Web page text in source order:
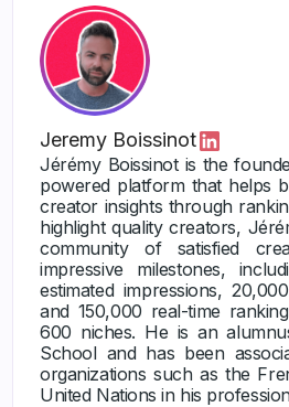
Jeremy Boissinot
Jérémy Boissinot is the
powered platform that helps
creator insights through
highlight quality creators,
community of satisfied
impressive milestones,
estimated impressions,
and 150,000 real-time
600 niches. He is an
School and has been
organizations such as the
United Nations in his